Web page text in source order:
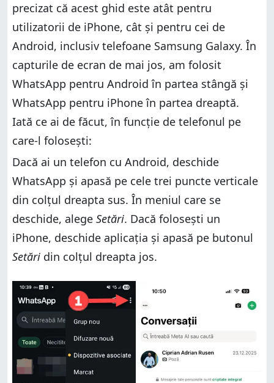
precizat că acest ghid este atât pentru
utilizatorii de iPhone, cât și pentru cei de
Android, inclusiv telefoane Samsung Galaxy. În
capturile de ecran de mai jos, am folosit
WhatsApp pentru Android în partea stângă și
WhatsApp pentru iPhone în partea dreaptă.
Iată ce ai de făcut, în funcție de telefonul pe
care-l folosești:
Dacă ai un telefon cu Android, deschide
WhatsApp și apasă pe cele trei puncte verticale
din colțul dreapta sus. În meniul care se
deschide, alege Setări. Dacă folosești un
iPhone, deschide aplicația și apasă pe butonul
Setări din colțul dreapta jos.